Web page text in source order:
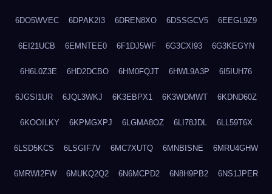
6DO5WVEC 6DPAK2I3 6DREN8XO 6DSSGCV5 6EEGL9Z9
6EI21UCB 6EMNTEE0 6F1DJ5WF 6G3CXI93 6G3KEGYN
6H6L0Z3E 6HD2DCBO 6HM0FQJT 6HWL9A3P 6I5IUH76
6JGSI1UR 6JQL3WKJ 6K3EBPX1 6K3WDMWT 6KDND60Z
6KOOILKY 6KPMGXPJ 6LGMA8OZ 6LI78JDL 6LL59T6X
6LSD5KCS 6LSGIF7V 6MC7XUTQ 6MNBISNE 6MRU4GHW
6MRWI2FW 6MUKQ2Q2 6N6MCPD2 6N8H9PB2 6NS1JPER